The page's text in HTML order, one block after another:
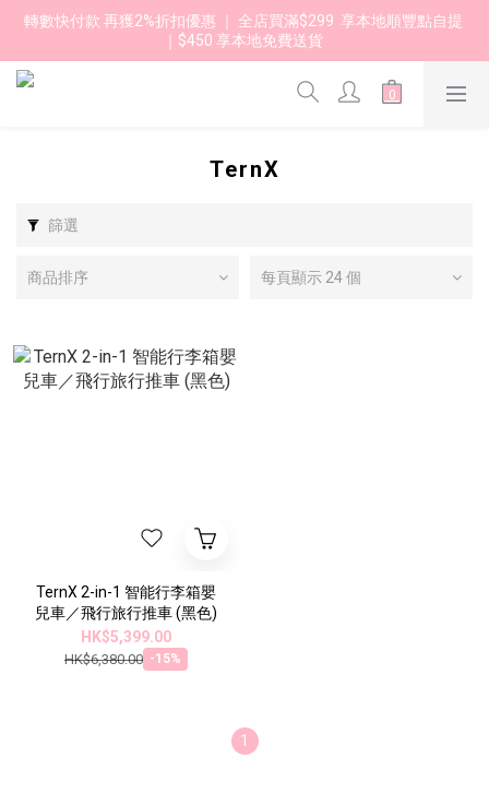
轉數快付款 再獲2%折扣優惠 ｜ 全店買滿$299  享本地順豐點自提
｜$450 享本地免費送貨
TernX
篩選
商品排序 每頁顯示 24 個
TernX 2-in-1 智能行李箱嬰
兒車／飛行旅行推車 (黑色)
HK$5,399.00
HK$6,380.00 -15%
1